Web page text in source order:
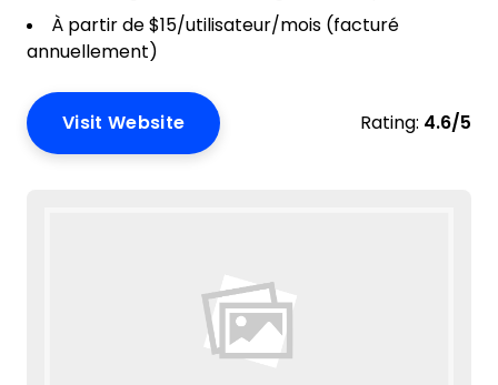
À partir de $15/utilisateur/mois (facturé
annuellement)
Visit Website Rating: 4.6/5